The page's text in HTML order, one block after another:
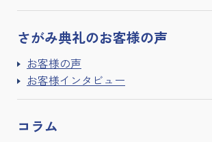
さがみ典礼のお客様の声
お客様の声
お客様インタビュー
コラム